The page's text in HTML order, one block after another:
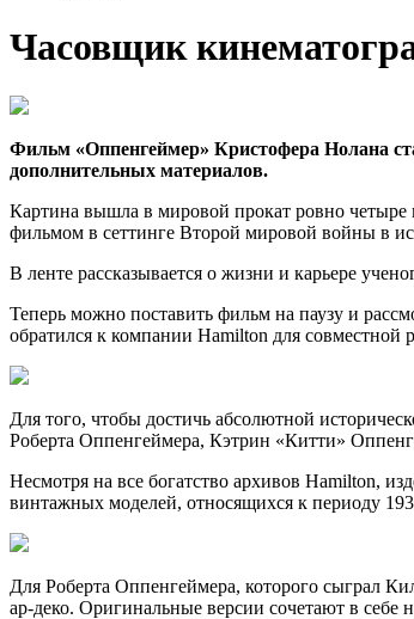
Часовщик
Фильм «Оппенгеймер» Кристофера Нолана
дополнительных материалов.
Картина вышла в мировой прокат ровно четыре
фильмом в сеттинге Второй мировой войны в
В ленте рассказывается о жизни и карьере
Теперь можно поставить фильм на паузу и
обратился к компании Hamilton для
Для того, чтобы достичь абсолютной
Роберта Оппенгеймера, Кэтрин «Китти»
Несмотря на все богатство архивов Hamilton,
винтажных моделей, относящихся к периоду
Для Роберта Оппенгеймера, которого сыграл
ар-деко. Оригинальные версии сочетают в себе